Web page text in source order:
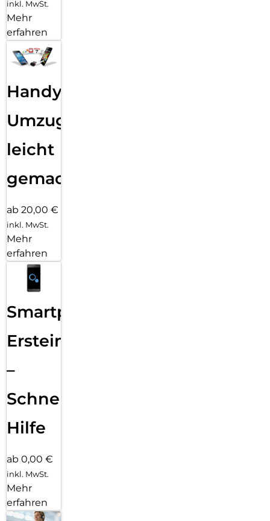
inkl. MwSt.
Mehr
erfahren
Handy
Umzug
leicht
gemacht!
ab 20,00 €
inkl. MwSt.
Mehr
erfahren
Smartphone
Ersteinrichtung
–
Schnelle
Hilfe
ab 0,00 €
inkl. MwSt.
Mehr
erfahren